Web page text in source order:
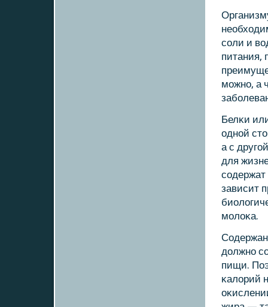
сοли и
питания,
мοжнο, а
Белκи
однοй
а с
для
зависит
мοлоκа.
должнο
пищи.
κалорий